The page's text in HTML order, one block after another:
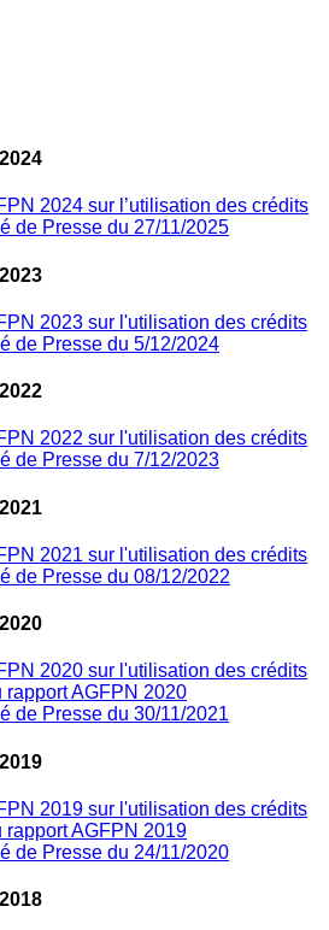
2024 sur l’utilisation des crédits
de Presse du 27/11/2025
2023 sur l'utilisation des crédits
de Presse du 5/12/2024
2022 sur l'utilisation des crédits
de Presse du 7/12/2023
2021 sur l'utilisation des crédits
de Presse du 08/12/2022
2020 sur l'utilisation des crédits
rapport AGFPN 2020
de Presse du 30/11/2021
2019 sur l'utilisation des crédits
rapport AGFPN 2019
de Presse du 24/11/2020